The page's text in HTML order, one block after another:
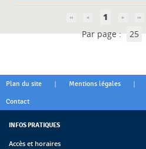
1
Par page : 25
Plan du site | Mentions légales |
Contact
INFOS PRATIQUES
Accès et horaires